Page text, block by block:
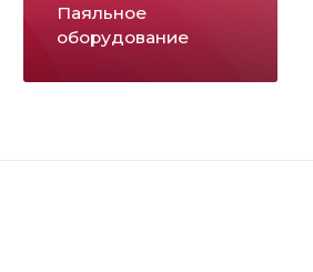
Паяльное
оборудование